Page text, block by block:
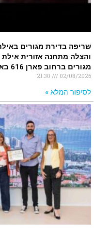
שריפה בדירת מגורים
והצלה מתחנה אזורית אילת
מגורים ברחוב פארן 616 באילת.
02/08/2026
לסיפור המלא »